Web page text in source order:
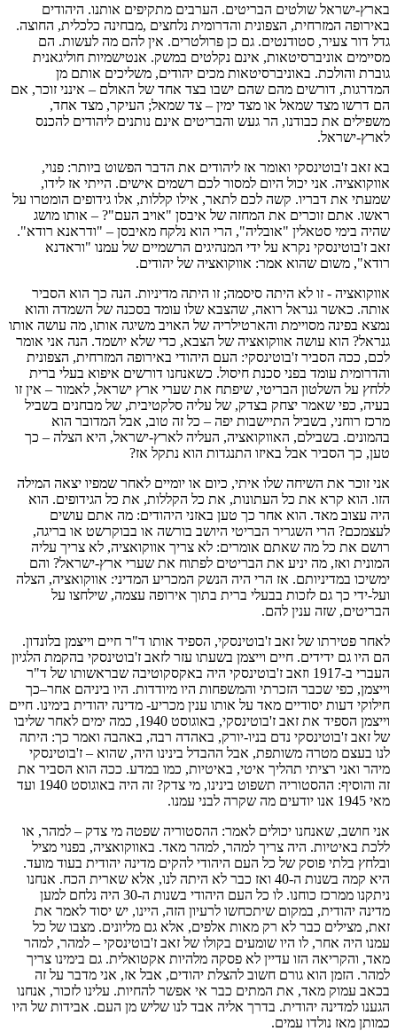
בארץ-ישראל שולטים הבריטים. הערבים מתקיפים אותנו. היהודים
באירופה המזרחית, הצפונית והדרומית נלחצים ,מבחינה כלכלית, החוצה.
גדל דור צעיר, סטודנטים. גם כן פרולטרים. אין להם מה לעשות. הם
מסיימים אוניברסיטאות, אינם נקלטים במשק. אנטישמיות חוליגאנית
גוברת והולכת. באוניברסיטאות מכים יהודים, משליכים אותם מן
המדרגות, דורשים מהם שהם ישבו בצד אחד של האולם – אינני זוכר, אם
הם דרשו מצד שמאל או מצד ימין – צד שמאל; העיקר, מצד אחד,
משפילים את כבודנו, הר געש והבריטים אינם נותנים ליהודים להכנס
לארץ-ישראל.
בא זאב ז'בוטינסקי ואומר אז ליהודים את הדבר הפשוט ביותר: פנוי,
אווקואציה. אני יכול היום למסור לכם רשמים אישים. הייתי אז לידו,
שמעתי את דבריו. קשה לכם לתאר, אילו קללות, אלו גידופים הומטרו על
ראשו. אתם זוכרים את המחזה של איבסן "אויב העם"? – אותו מושג
שהיה בימי סטאלין "אובליה", הרי הוא נלקח מאיבסן – "ודראנא רודא".
זאב ז'בוטינסקי נקרא על ידי המנהיגים הרשמיים של עמנו "וראדנא
רודא", משום שהוא אמר: אווקואציה של יהודים.
אווקואציה - זו לא היתה סיסמה; זו היתה מדיניות. הנה כך הוא הסביר
אותה. כאשר גנראל רואה, שהצבא שלו עומד בסכנה של השמדה והוא
נמצא בפינה מסויימת והארטילריה של האויב משיגה אותו, מה עושה אותו
גנראל? הוא עושה אווקואציה של הצבא, כדי שלא יושמד. הנה אני אומר
לכם, ככה הסביר ז'בוטינסקי: העם היהודי באירופה המזרחית, הצפונית
והדרומית עומד בפני סכנת חיסול. כשאנחנו דורשים איפוא בעלי ברית
ללחץ על השלטון הבריטי, שיפתח את שערי ארץ ישראל, לאמור – אין זו
בעיה, כפי שאמר יצחק בצדק, של עליה סלקטיבית, של מבחנים בשביל
מרכז רוחני, בשביל התיישבות יפה – כל זה טוב, אבל המדובר הוא
בהמונים. בשבילם, האווקואציה, העליה לארץ-ישראל, היא הצלה – כך
טען, כך הסביר אבל באיזו התנגדות הוא נתקל אז?
אני זוכר את השיחה שלו איתי, כיום או יומיים לאחר שמפיו יצאה המילה
הזו. הוא קרא את כל העתונות, את כל הקללות, את כל הגידופים. הוא
היה עצוב מאד. הוא אחר כך טען באזני היהודים: מה אתם עושים
לעצמכם? הרי השגריר הבריטי היושב בורשה או בבוקרשט או בריגה,
רושם את כל מה שאתם אומרים: לא צריך אווקואציה, לא צריך עליה
המונית ואז, מה יניע את הבריטים לפתוח את שערי ארץ-ישראל? והם
ימשיכו במדיניותם. אז הרי היה הנשק המכריע המדיני: אווקואציה, הצלה
ועל-ידי כך גם לזכות בבעלי ברית בתוך אירופה עצמה, שילחצו על
הבריטים, שזה ענין להם.
לאחר פטירתו של זאב ז'בוטינסקי, הספיד אותו ד"ר חיים וייצמן בלונדון.
הם היו גם ידידים. חיים וייצמן בשעתו עזר לזאב ז'בוטינסקי בהקמת הלגיון
העברי ב-1917 וזאב ז'בוטינסקי היה באקסקוטיבה שבראשותו של ד"ר
וייצמן, כפי שכבר הזכרתי והמשפחות היו מיודדות. היו ביניהם אחר–כך
חילוקי דעות יסודיים מאד על אותו ענין מכריע- מדינה יהודית בימינו. חיים
וייצמן הספיד את זאב ז'בוטינסקי, באוגוסט 1940, כמה ימים לאחר שליבו
של זאב ז'בוטינסקי נדם בניו-יורק, באהדה רבה, באהבה ואמר כך: היתה
לנו בעצם מטרה משותפת, אבל ההבדל בינינו היה, שהוא – ז'בוטינסקי
מיהר ואני רציתי תהליך איטי, באיטיות, כמו במדע. ככה הוא הסביר את
זה והוסיף: ההסטוריה תשפוט בינינו, מי צדק? זה היה באוגוסט 1940 ועד
מאי 1945 אנו יודעים מה שקרה לבני עמנו.
אני חושב, שאנחנו יכולים לאמר: ההסטוריה שפטה מי צדק – למהר, או
ללכת באיטיות. היה צריך למהר, למהר מאד. באווקואציה, בפנוי מציל
ובלחץ בלתי פוסק של כל העם היהודי להקים מדינה יהודית בעוד מועד.
היא קמה בשנות ה-40 ואז כבר לא היתה לנו, אלא שארית הכח. אנחנו
ניתקנו ממרכז כוחנו. לו כל העם היהודי בשנות ה-30 היה נלחם למען
מדינה יהודית, במקום שיתכחשו לרעיון הזה, היינו, יש יסוד לאמר את
זאת, מצילים כבר לא רק מאות אלפים, אלא גם מליונים. מצבו של כל
עמנו היה אחר, לו היו שומעים בקולו של זאב ז'בוטינסקי – למהר, למהר
מאד, והקריאה הזו עדיין לא פסקה מלהיות אקטואלית. גם בימינו צריך
למהר. הזמן הוא גורם חשוב להצלת יהודים, אבל אז, אני מדבר על זה
בכאב עמוק מאד, את המתים כבר אי אפשר להחיות. עלינו לזכור, אנחנו
הגענו למדינה יהודית. בדרך אליה אבד לנו שליש מן העם. אבידות של היו
כמותן מאז נולדו עמים.